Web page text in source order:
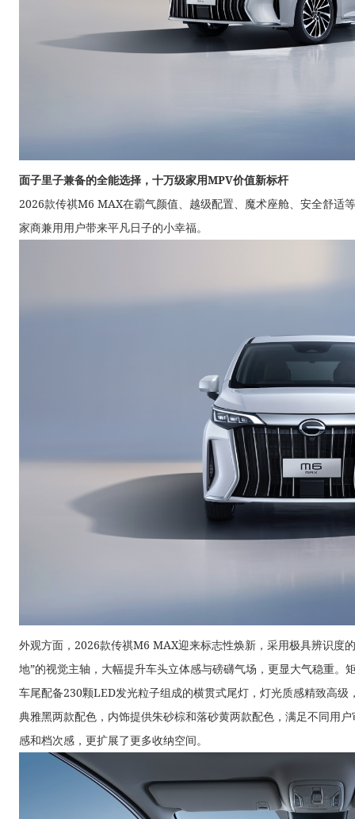
面子里子兼备的全能选择，十万级家用MPV价值新标杆
2026款传祺M6 MAX在霸气颜值、越级配置、魔术座舱、安全舒适
家商兼用用户带来平凡日子的小幸福。
外观方面，2026款传祺M6 MAX迎来标志性焕新，采用极具辨识度
地”的视觉主轴，大幅提升车头立体感与磅礴气场，更显大气稳重
车尾配备230颗LED发光粒子组成的横贯式尾灯，灯光质感精致高
典雅黑两款配色，内饰提供朱砂棕和落砂黄两款配色，满足不同用
感和档次感，更扩展了更多收纳空间。